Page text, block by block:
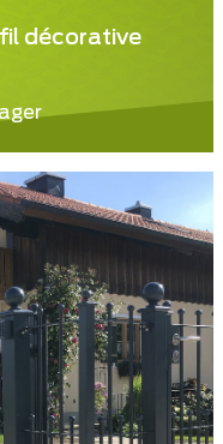
décorative